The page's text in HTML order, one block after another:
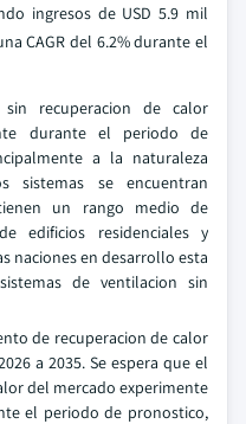
ingresos de USD 5.9 mil
CAGR del 6.2% durante el
recuperacion de calor
durante el periodo de
a la naturaleza
sistemas se encuentran
un rango medio de
edificios residenciales y
naciones en desarrollo esta
de ventilacion sin
de recuperacion de calor
a 2035. Se espera que el
del mercado experimente
el periodo de pronostico,